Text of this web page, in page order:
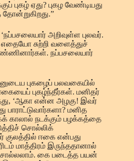
புகழ் ஏது? புகழ வேண்டியது
அறிவுள்ள புலவர்.
எதையோ சுற்றி வளைத்துச்
நப்பசலையார்
புகழைப் பலவகையில்
புகழ்ந்தீர்கள். மனிதர்
‘ஆகா என்ன அழகு! இவர்
பாராட்டுவார்களா? மனித
காலால் நடக்கும் பழக்கத்தை
சொல்லிக்
குலத்தில் ஈகை என்பது
மாத்திரம் இருந்ததானால்
கை படைத்த பயன்